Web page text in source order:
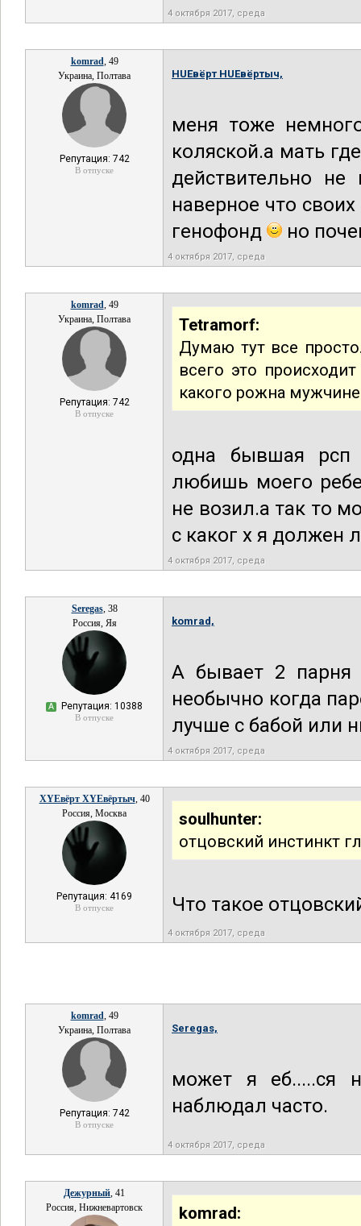
4 октября 2017, среда
komrad, 49
Украина, Полтава
Репутация: 742
В отпуске
HUEвёрт HUEвёртыч,
меня тоже
коляской.а мать
действительно
наверное что
генофонд
но
4 октября 2017, среда
komrad, 49
Украина, Полтава
Репутация: 742
В отпуске
Tetramorf:
Думаю тут все
всего это
какого рожна
одна бывшая рсп
любишь моего
не возил.а так то
с каког х я должен
4 октября 2017, среда
Seregas, 38
Россия, Яя
А Репутация: 10388
В отпуске
komrad,
А бывает 2
необычно когда
лучше с бабой или
4 октября 2017, среда
XYEвёрт XYEвёртыч, 40
Россия, Москва
Репутация: 4169
В отпуске
soulhunter:
отцовский инстинкт
Что такое
4 октября 2017, среда
komrad, 49
Украина, Полтава
Репутация: 742
В отпуске
Seregas,
может я еб.....ся
наблюдал часто.
4 октября 2017, среда
Дежурный, 41
Россия, Нижневартовск
komrad: